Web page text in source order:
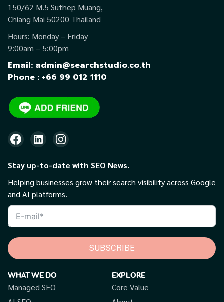
150/62 M.5 Suthep Muang,
Chiang Mai 50200 Thailand
Hours: Monday – Friday
9:00am – 5:00pm
Email: admin@searchstudio.co.th
Phone : +66 99 012 1110
Stay up-to-date with SEO News.
Helping businesses grow their search visibility across Google
and AI platforms.
SUBSCRIBE
WHAT WE DO
Managed SEO
EXPLORE
Core Value